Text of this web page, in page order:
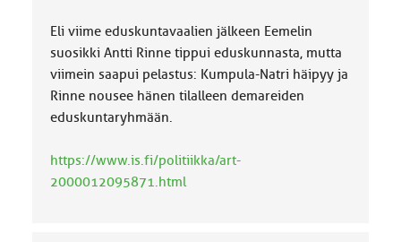
Eli viime eduskuntavaalien jälkeen Eemelin
suosikki Antti Rinne tippui eduskunnasta, mutta
viimein saapui pelastus: Kumpula-Natri häipyy ja
Rinne nousee hänen tilalleen demareiden
eduskuntaryhmään.
https://www.is.fi/politiikka/art-
2000012095871.html